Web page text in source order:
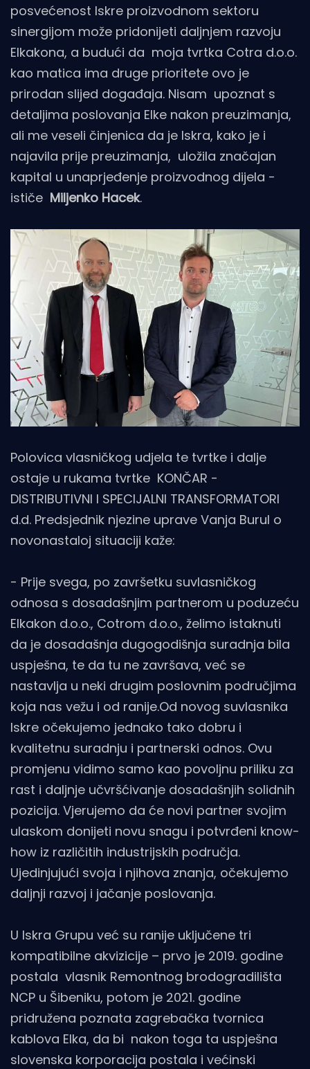
posvećenost Iskre proizvodnom sektoru
sinergijom može pridonijeti daljnjem razvoju
Elkakona, a budući da moja tvrtka Cotra d.o.o.
kao matica ima druge prioritete ovo je
prirodan slijed događaja. Nisam upoznat s
detaljima poslovanja Elke nakon preuzimanja,
ali me veseli činjenica da je Iskra, kako je i
najavila prije preuzimanja, uložila značajan
kapital u unaprjeđenje proizvodnog dijela -
ističe Miljenko Hacek.
Polovica vlasničkog udjela te tvrtke i dalje
ostaje u rukama tvrtke KONČAR -
DISTRIBUTIVNI I SPECIJALNI TRANSFORMATORI
d.d. Predsjednik njezine uprave Vanja Burul o
novonastaloj situaciji kaže:
- Prije svega, po završetku suvlasničkog
odnosa s dosadašnjim partnerom u poduzeću
Elkakon d.o.o., Cotrom d.o.o., želimo istaknuti
da je dosadašnja dugogodišnja suradnja bila
uspješna, te da tu ne završava, već se
nastavlja u neki drugim poslovnim područjima
koja nas vežu i od ranije.Od novog suvlasnika
Iskre očekujemo jednako tako dobru i
kvalitetnu suradnju i partnerski odnos. Ovu
promjenu vidimo samo kao povoljnu priliku za
rast i daljnje učvršćivanje dosadašnjih solidnih
pozicija. Vjerujemo da će novi partner svojim
ulaskom donijeti novu snagu i potvrđeni know-
how iz različitih industrijskih područja.
Ujedinjujući svoja i njihova znanja, očekujemo
daljnji razvoj i jačanje poslovanja.
U Iskra Grupu već su ranije uključene tri
kompatibilne akvizicije – prvo je 2019. godine
postala vlasnik Remontnog brodogradilišta
NCP u Šibeniku, potom je 2021. godine
pridružena poznata zagrebačka tvornica
kablova Elka, da bi nakon toga ta uspješna
slovenska korporacija postala i većinski